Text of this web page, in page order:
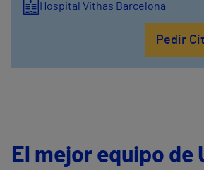
Hospital Vithas Barcelona
Pedir
El mejor equipo de